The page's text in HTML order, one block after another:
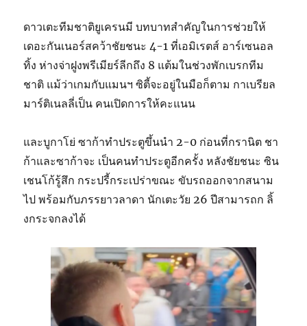
ดาวเตะทีมชาติยูเครนมี บทบาทสำคัญในการช่วยให้
เดอะกันเนอร์สคว้าชัยชนะ 4-1 ที่เอมิเรตส์ อาร์เซนอล
ทิ้ง ห่างจ่าฝูงพรีเมียร์ลีกถึง 8 แต้มในช่วงพักเบรกทีม
ชาติ แม้ว่าเกมกับแมนฯ ซิตี้จะอยู่ในมือก็ตาม กาเบรียล
มาร์ติเนลลี่เป็น คนเปิดการให้คะแนน
และบูกาโย่ ซาก้าทำประตูขึ้นนำ 2-0 ก่อนที่กรานิต ชา
ก้าและซาก้าจะ เป็นคนทำประตูอีกครั้ง หลังชัยชนะ ซิน
เชนโก้รู้สึก กระปรี้กระเปร่าขณะ ขับรถออกจากสนาม
ไป พร้อมกับภรรยาวลาดา นักเตะวัย 26 ปีสามารถก ลิ้
งกระจกลงได้